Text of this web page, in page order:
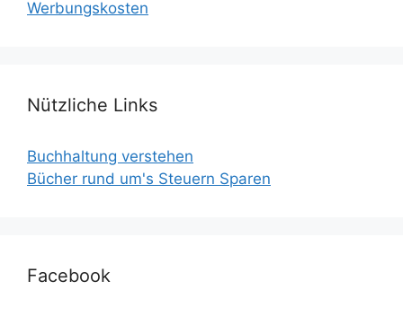
Werbungskosten
Nützliche Links
Buchhaltung verstehen
Bücher rund um's Steuern Sparen
Facebook